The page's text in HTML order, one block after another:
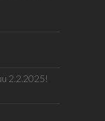
2.2.2025!